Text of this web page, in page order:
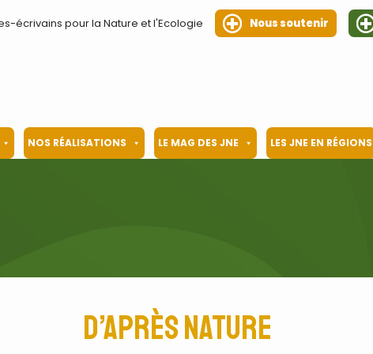
écrivains pour la Nature et l'Ecologie Nous soutenir
NOS RÉALISATIONS LE MAG DES JNE LES JNE EN RÉGIONS
D’après nature